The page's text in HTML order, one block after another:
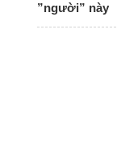
”người” này